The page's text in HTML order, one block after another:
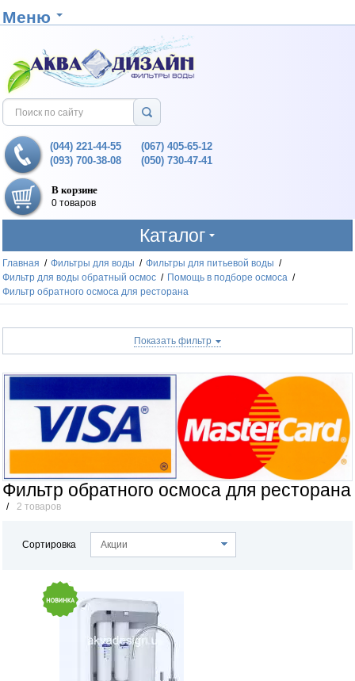
Меню
(044) 221-44-55
(093) 700-38-08
(067) 405-65-12
(050) 730-47-41
В корзине
0 товаров
Каталог
Главная / Фильтры для воды / Фильтры для питьевой воды /
Фильтр для воды обратный осмос / Помощь в подборе осмоса /
Фильтр обратного осмоса для ресторана
Показать фильтр
Фильтр обратного осмоса для ресторана
/ 2 товаров
Сортировка Акции